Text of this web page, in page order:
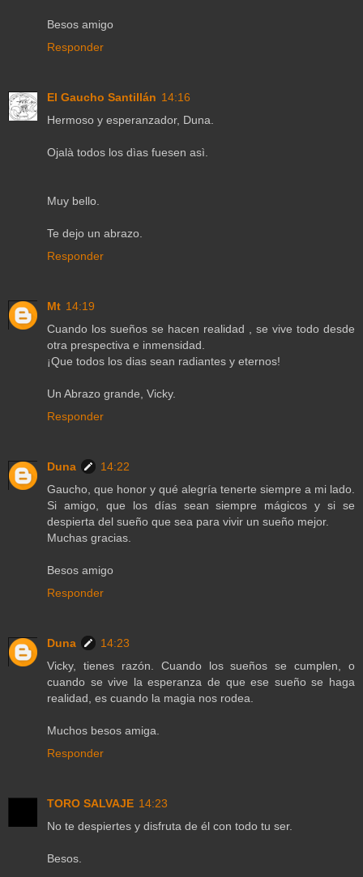
Besos amigo
Responder
El Gaucho Santillán 14:16
Hermoso y esperanzador, Duna.
Ojalà todos los dìas fuesen asì.
Muy bello.
Te dejo un abrazo.
Responder
Mt 14:19
Cuando los sueños se hacen realidad , se vive todo desde
otra prespectiva e inmensidad.
¡Que todos los dias sean radiantes y eternos!
Un Abrazo grande, Vicky.
Responder
Duna
14:22
Gaucho, que honor y qué alegría tenerte siempre a mi lado.
Si amigo, que los días sean siempre mágicos y si se
despierta del sueño que sea para vivir un sueño mejor.
Muchas gracias.
Besos amigo
Responder
Duna
14:23
Vicky, tienes razón. Cuando los sueños se cumplen, o
cuando se vive la esperanza de que ese sueño se haga
realidad, es cuando la magia nos rodea.
Muchos besos amiga.
Responder
TORO SALVAJE 14:23
No te despiertes y disfruta de él con todo tu ser.
Besos.